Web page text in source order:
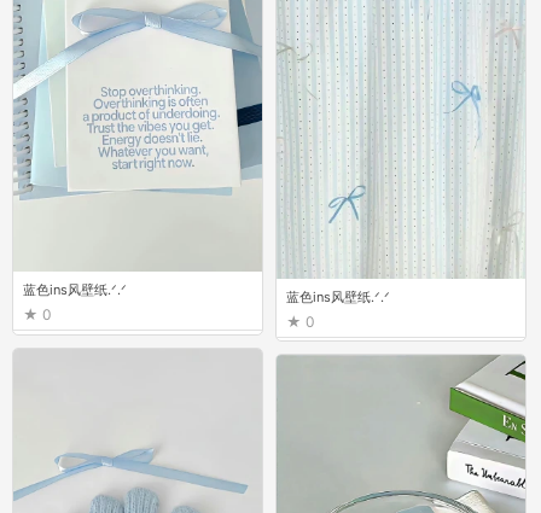
蓝色ins风壁纸.ᐟ.ᐟ
0
蓝色ins风壁纸.ᐟ.ᐟ
0